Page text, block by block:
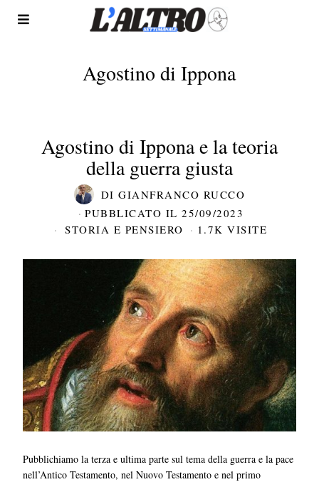
Agostino di Ippona
Agostino di Ippona e la teoria
della guerra giusta
DIGIANFRANCO RUCCO
PUBBLICATO IL 25/09/2023
STORIA E PENSIERO
1.7K VISITE
Pubblichiamo la terza e ultima parte sul tema della guerra e la pace
nell’Antico Testamento, nel Nuovo Testamento e nel primo